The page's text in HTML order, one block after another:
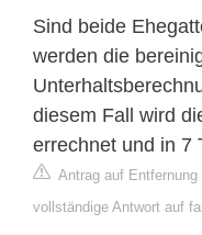
Sind beide
werden die
diesem Fall wird
errechnet und in 7
Antrag auf Entfernung
vollständige Antwort auf